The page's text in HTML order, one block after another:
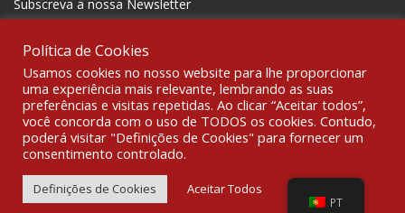
Subscreva a nossa Newsletter
SOCIALIZE
Sinalética Lda. WebDesign:
Fibra Design.
Política de Cookies
Usamos cookies no nosso website para lhe proporcionar
uma experiência mais relevante, lembrando as suas
preferências e visitas repetidas. Ao clicar “Aceitar todos”,
você concorda com o uso de TODOS os cookies. Contudo,
poderá visitar "Definições de Cookies" para fornecer um
consentimento controlado.
Definições de Cookies Aceitar Todos
PT